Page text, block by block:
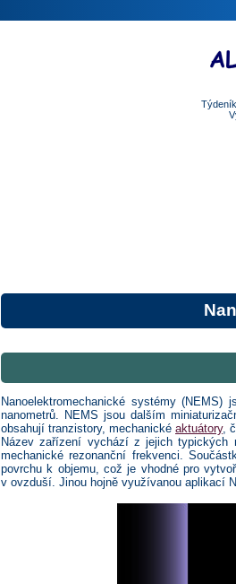
Nanoelektromechanické systémy
nanometrů. NEMS jsou dalším
obsahují tranzistory, mechanické aktuátory,
Název zařízení vychází z jejich typických
mechanické rezonanční frekvenci.
povrchu k objemu, což je vhodné pro
v ovzduší. Jinou hojně využívanou aplikací